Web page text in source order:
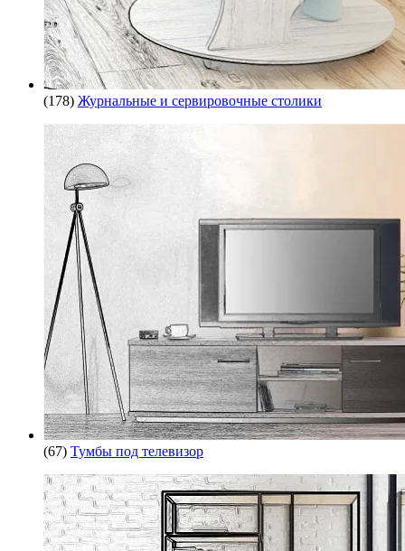
(178) Журнальные и сервировочные столики
(67) Тумбы под телевизор